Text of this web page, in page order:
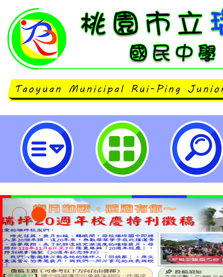
neilrpjhstyc網站設計者：徐嘉